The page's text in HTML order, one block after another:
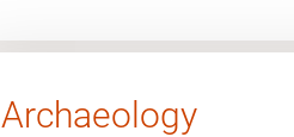
Archaeology